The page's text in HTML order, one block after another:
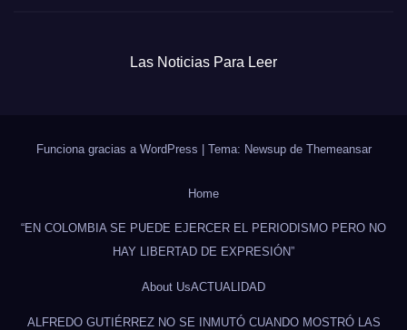
Las Noticias Para Leer
Funciona gracias a WordPress Tema: Newsup de Themeansar
Home
“EN COLOMBIA SE PUEDE EJERCER EL PERIODISMO PERO NO
HAY LIBERTAD DE EXPRESIÓN”
About UsACTUALIDAD
ALFREDO GUTIÉRREZ NO SE INMUTÓ CUANDO MOSTRÓ LAS